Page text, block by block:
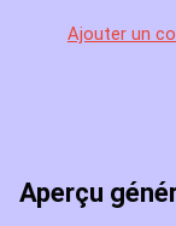
Ajouter un
Aperçu